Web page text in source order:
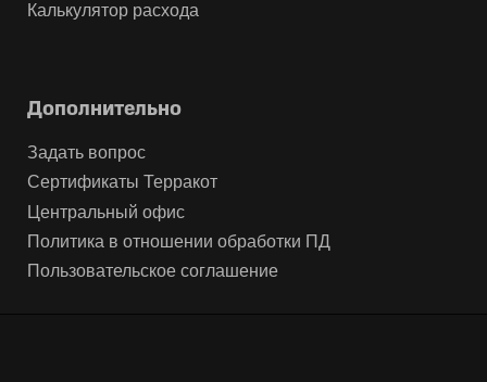
Калькулятор расхода
Дополнительно
Задать вопрос
Сертификаты Терракот
Центральный офис
Политика в отношении обработки ПД
Пользовательское соглашение